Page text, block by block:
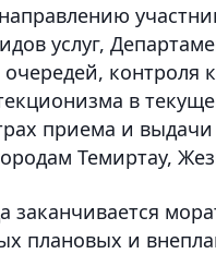
услуг,
контроля
в
приема и
Темиртау,
заканчивается
плановых и